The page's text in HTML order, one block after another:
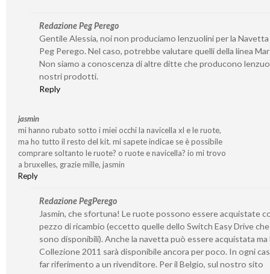
Redazione Peg Perego
Gentile Alessia, noi non produciamo lenzuolini per la
Peg Perego. Nel caso, potrebbe valutare quelli della linea
Non siamo a conoscenza di altre ditte che producono
nostri prodotti.
Reply
jasmin
mi hanno rubato sotto i miei occhi la navicella xl e le ruote,
ma ho tutto il resto del kit. mi sapete indicae se è possibile
comprare soltanto le ruote? o ruote e navicella? io mi trovo
a bruxelles, grazie mille, jasmin
Reply
Redazione PegPerego
Jasmin, che sfortuna! Le ruote possono essere acquistate
pezzo di ricambio (eccetto quelle dello Switch Easy Drive
sono disponibili). Anche la navetta può essere acquistata ma
Collezione 2011 sarà disponibile ancora per poco. In ogni
far riferimento a un rivenditore. Per il Belgio, sul nostro sito